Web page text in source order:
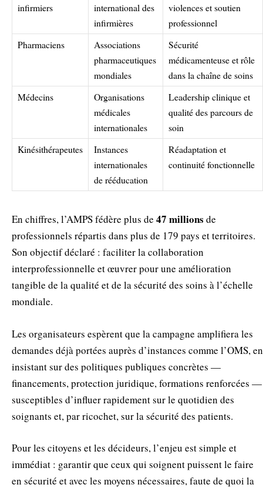
infirmiers
international des
infirmières
violences et soutien
professionnel
Pharmaciens
Associations
pharmaceutiques
mondiales
Sécurité
médicamenteuse et rôle
dans la chaîne de soins
Médecins
Organisations
médicales
internationales
Leadership clinique et
qualité des parcours de
soin
Kinésithérapeutes
Instances
internationales
de rééducation
Réadaptation et
continuité fonctionnelle
En chiffres, l’AMPS fédère plus de 47 millions de
professionnels répartis dans plus de 179 pays et territoires.
Son objectif déclaré : faciliter la collaboration
interprofessionnelle et œuvrer pour une amélioration
tangible de la qualité et de la sécurité des soins à l’échelle
mondiale.
Les organisateurs espèrent que la campagne amplifiera les
demandes déjà portées auprès d’instances comme l’OMS, en
insistant sur des politiques publiques concrètes —
financements, protection juridique, formations renforcées —
susceptibles d’influer rapidement sur le quotidien des
soignants et, par ricochet, sur la sécurité des patients.
Pour les citoyens et les décideurs, l’enjeu est simple et
immédiat : garantir que ceux qui soignent puissent le faire
en sécurité et avec les moyens nécessaires, faute de quoi la